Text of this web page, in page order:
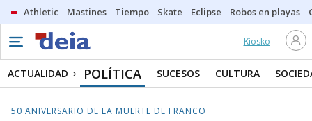
Athletic Mastines Tiempo Skate Eclipse Robos en playas
Kiosko
ACTUALIDAD POLÍTICA SUCESOS CULTURA
50 ANIVERSARIO DE LA MUERTE DE FRANCO